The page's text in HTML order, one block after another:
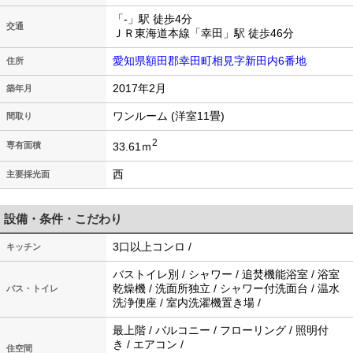
交通
「-」駅 徒歩4分
ＪＲ東海道本線「幸田」駅 徒歩46分
住所 愛知県額田郡幸田町相見字新田内6番地
築年月 2017年2月
間取り ワンルーム (洋室11畳)
専有面積 33.61ｍ2
主要採光面 西
設備・条件・こだわり
キッチン 3口以上コンロ /
バス・トイレ
バストイレ別 / シャワー / 追焚機能浴室 / 浴室
乾燥機 / 洗面所独立 / シャワー付洗面台 / 温水
洗浄便座 / 室内洗濯機置き場 /
住空間
最上階 / バルコニー / フローリング / 照明付
き / エアコン /